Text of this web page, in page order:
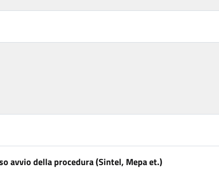
avvio della procedura (Sintel, Mepa et.)